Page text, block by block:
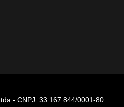
- CNPJ: 33.167.844/0001-80